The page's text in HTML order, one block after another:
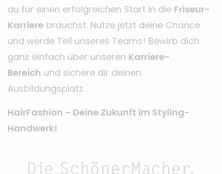
du für einen erfolgreichen Start in die Friseur-
Karriere brauchst. Nutze jetzt deine Chance
und werde Teil unseres Teams! Bewirb dich
ganz einfach über unseren Karriere-
Bereich und sichere dir deinen
Ausbildungsplatz.
HairFashion – Deine Zukunft im Styling-
Handwerk!